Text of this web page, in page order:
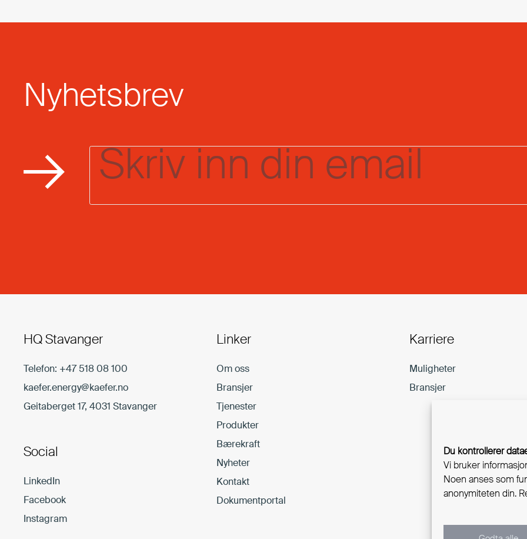
Du kontrollerer
Vi bruker
Noen anses som
anonymiteten din.
Nyhetsbrev
Email
HQ Stavanger
Telefon: +47 518 08 100
kaefer.energy@kaefer.no
Geitaberget 17, 4031 Stavanger
Social
LinkedIn
Facebook
Instagram
Linker
Om oss
Bransjer
Tjenester
Produkter
Bærekraft
Nyheter
Kontakt
Dokumentportal
Karriere
Muligheter
Bransjer